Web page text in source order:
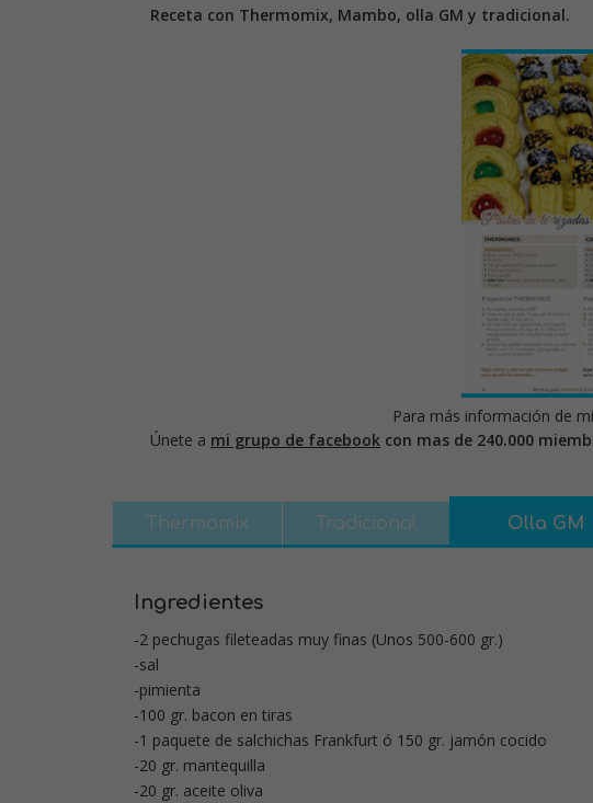
Receta con Thermomix, Mambo, olla GM y tradicional.
Para más información de
Únete a mi grupo de facebook con mas de 240.000
Thermomix Tradicional Olla GM
Ingredientes
-2 pechugas fileteadas muy finas (Unos 500-600 gr.)
-sal
-pimienta
-100 gr. bacon en tiras
-1 paquete de salchichas Frankfurt ó 150 gr. jamón cocido
-20 gr. mantequilla
-20 gr. aceite oliva